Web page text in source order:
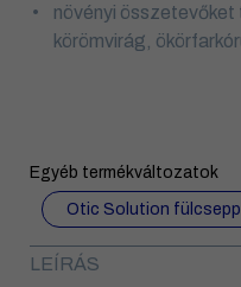
növényi összetevőket
körömvirág,
Egyéb termékváltozatok
Otic Solution fülcsepp
LEÍRÁS